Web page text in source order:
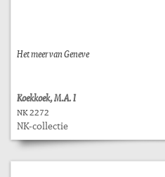
Het meer van Geneve
Koekkoek, M.A. I
NK 2272
NK-collectie